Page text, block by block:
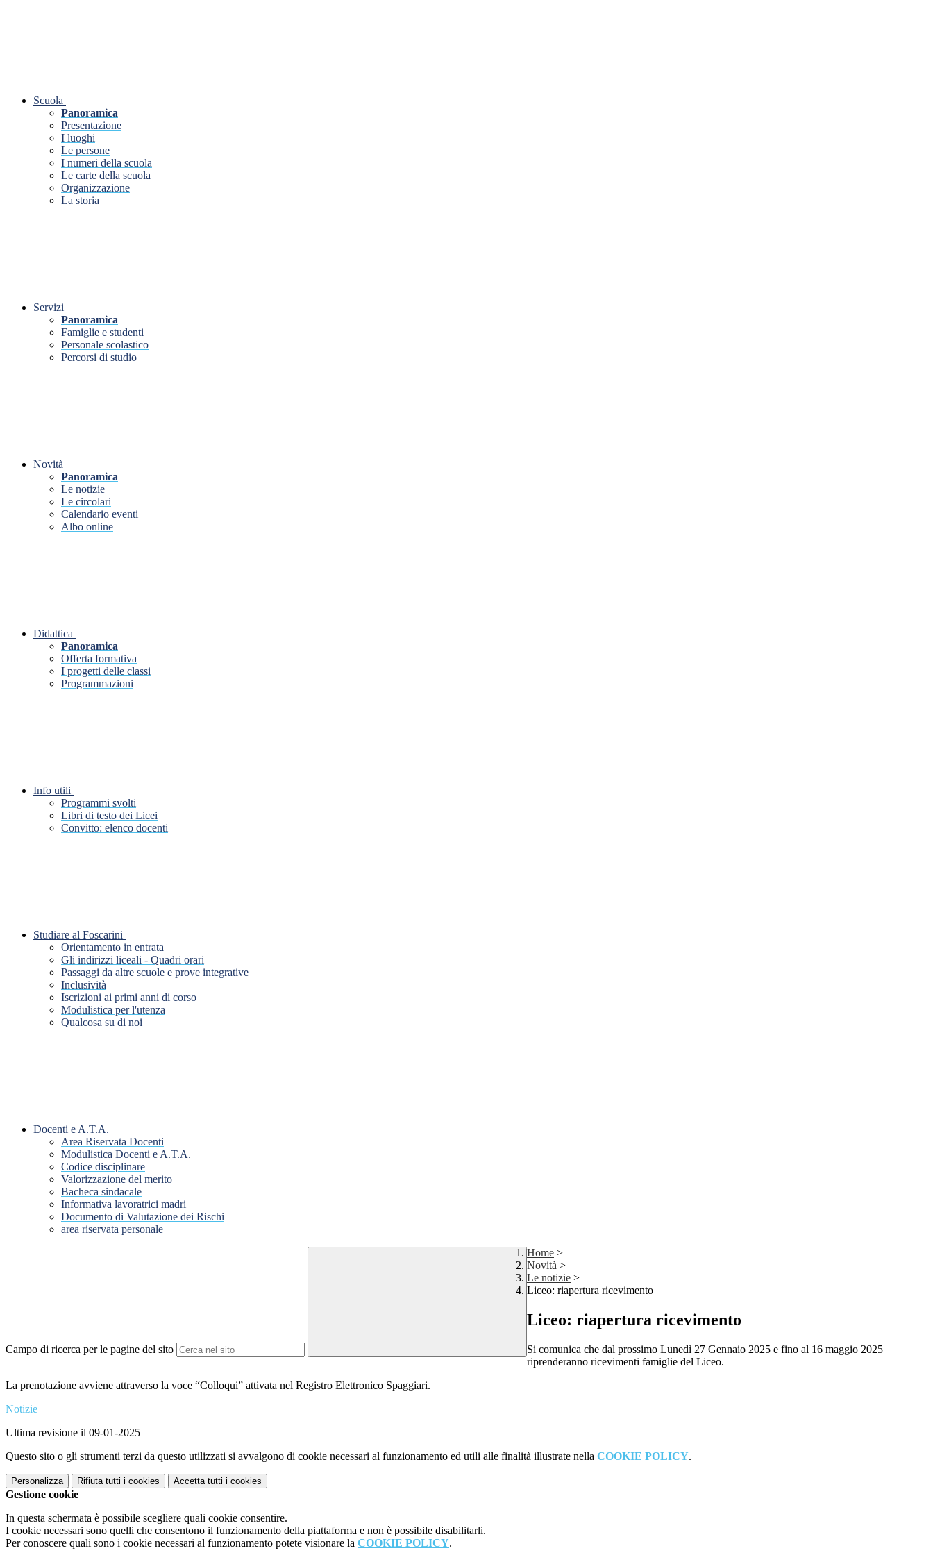
Scuola
Panoramica
Presentazione
I luoghi
Le persone
I numeri della scuola
Le carte della scuola
Organizzazione
La storia
Servizi
Panoramica
Famiglie e studenti
Personale scolastico
Percorsi di studio
Novità
Panoramica
Le notizie
Le circolari
Calendario eventi
Albo online
Didattica
Panoramica
Offerta formativa
I progetti delle classi
Programmazioni
Info utili
Programmi svolti
Libri di testo dei Licei
Convitto: elenco docenti
Studiare al Foscarini
Orientamento in entrata
Gli indirizzi liceali - Quadri orari
Passaggi da altre scuole e prove integrative
Inclusività
Iscrizioni ai primi anni di corso
Modulistica per l'utenza
Qualcosa su di noi
Docenti e A.T.A.
Area Riservata Docenti
Modulistica Docenti e A.T.A.
Codice disciplinare
Valorizzazione del merito
Bacheca sindacale
Informativa lavoratrici madri
Documento di Valutazione dei Rischi
area riservata personale
Campo di ricerca per le pagine del sito
Home >
Novità >
Le notizie >
Liceo: riapertura ricevimento
Liceo: riapertura ricevimento
Si comunica che dal prossimo Lunedì 27 Gennaio 2025 e fino al 16 maggio 2025
riprenderanno ricevimenti famiglie del Liceo.
La prenotazione avviene attraverso la voce “Colloqui” attivata nel Registro Elettronico Spaggiari.
Notizie
Ultima revisione il 09-01-2025
Questo sito o gli strumenti terzi da questo utilizzati si avvalgono di cookie necessari al funzionamento ed utili alle finalità illustrate nella COOKIE POLICY.
Personalizza Rifiuta tutti i cookies Accetta tutti i cookies
Gestione cookie
In questa schermata è possibile scegliere quali cookie consentire.
I cookie necessari sono quelli che consentono il funzionamento della piattaforma e non è possibile disabilitarli.
Per conoscere quali sono i cookie necessari al funzionamento potete visionare la COOKIE POLICY.